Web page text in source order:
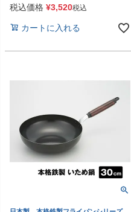
税込価格 ¥3,520税込
カートに入れる